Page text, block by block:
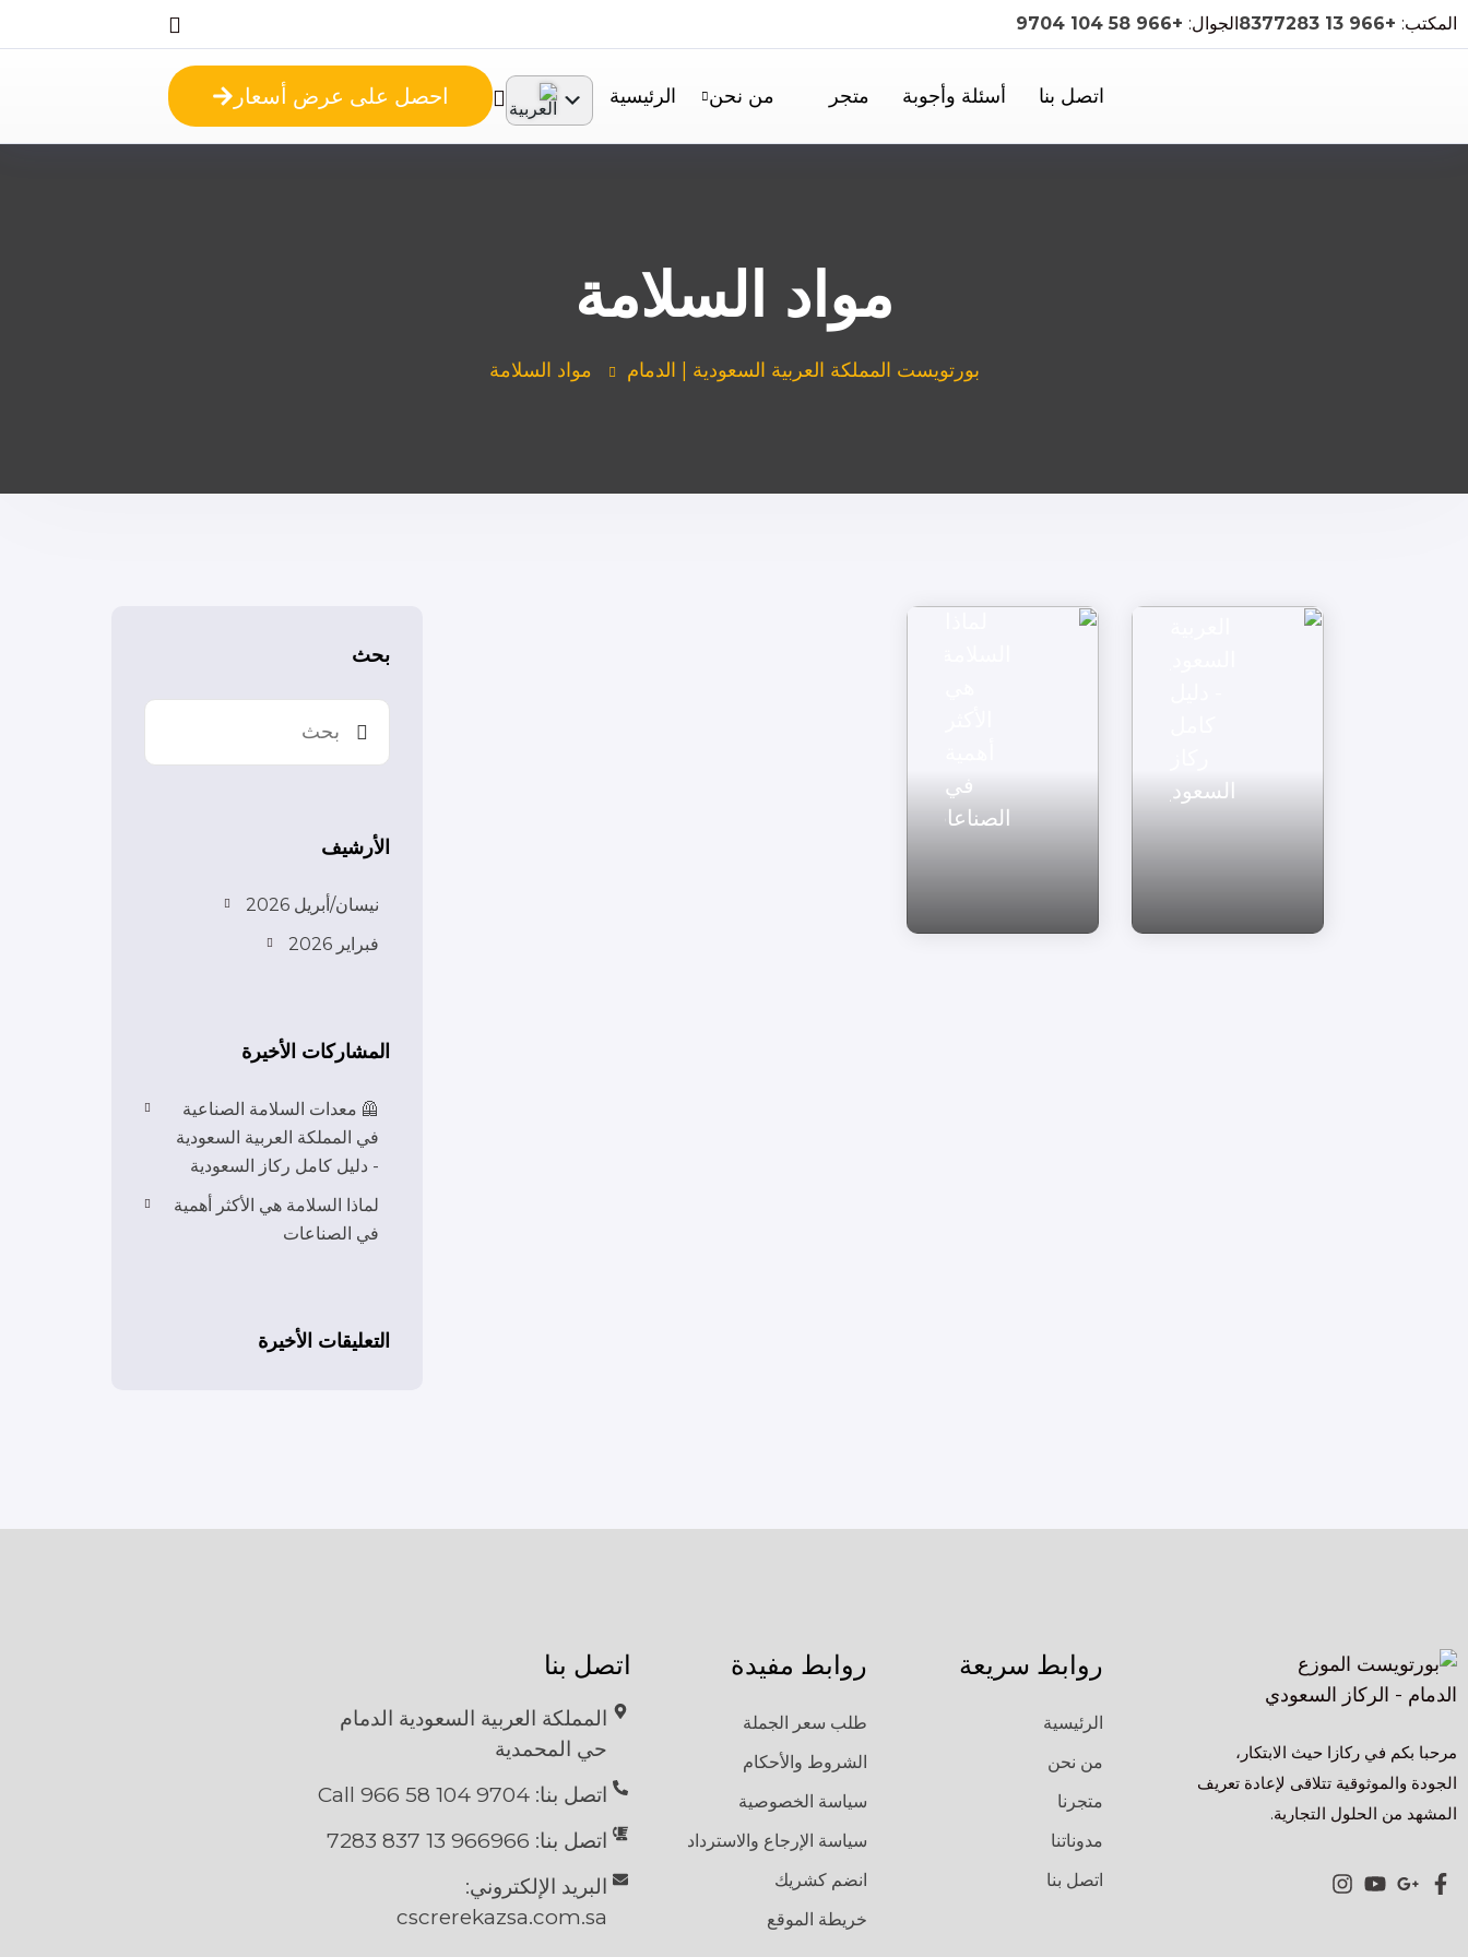
المكتب: +966 13 8377283 الجوال: +966 58 104 9704
الرئيسية من نحن متجر أسئلة وأجوبة اتصل بنا احصل على عرض أسعار
مواد السلامة
بورتويست المملكة العربية السعودية | الدمام مواد السلامة
السلامة
السعودية
في
الصناعات
بحث
الأرشيف
نيسان/أبريل 2026
فبراير 2026
المشاركات الأخيرة
🦺 معدات السلامة الصناعية
في المملكة العربية السعودية
- دليل كامل ركاز السعودية
لماذا السلامة هي الأكثر أهمية
في الصناعات
التعليقات الأخيرة
مرحبا بكم في ركازا حيث الابتكار،
الجودة والموثوقية تتلاقى لإعادة تعريف
المشهد من الحلول التجارية.
روابط سريعة
الرئيسية
من نحن
متجرنا
مدوناتنا
اتصل بنا
روابط مفيدة
طلب سعر الجملة
الشروط والأحكام
سياسة الخصوصية
سياسة الإرجاع والاسترداد
انضم كشريك
خريطة الموقع
اتصل بنا
المملكة العربية السعودية الدمام
حي المحمدية
اتصل بنا: 9704 104 58 966 Call
اتصل بنا: 966966 13 837 7283
البريد الإلكتروني:
cscrerekazsa.com.sa